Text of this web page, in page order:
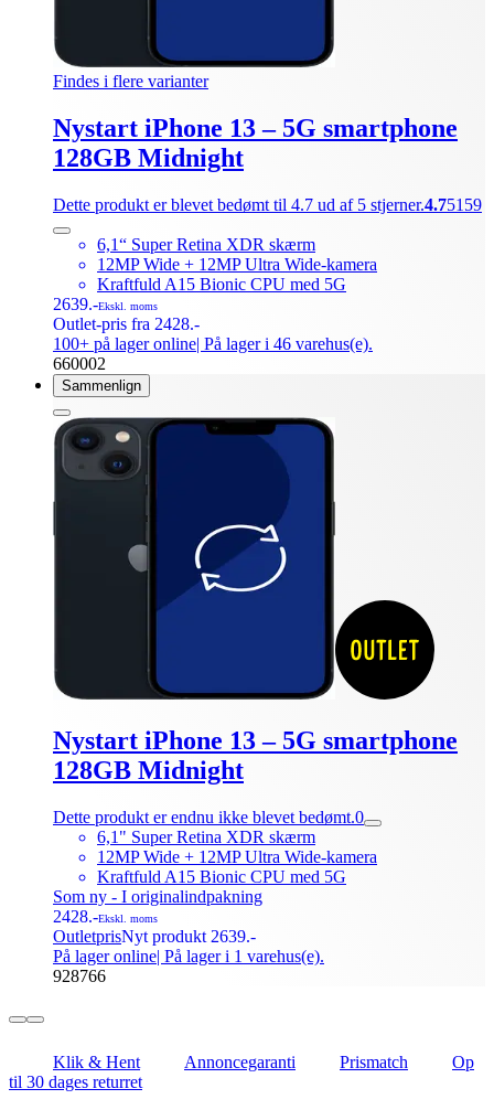
Findes i flere varianter
Nystart iPhone 13 – 5G smartphone
128GB Midnight
Dette produkt er blevet bedømt til 4.7 ud af 5 stjerner.4.75159
6,1“ Super Retina XDR skærm
12MP Wide + 12MP Ultra Wide-kamera
Kraftfuld A15 Bionic CPU med 5G
2639.-Ekskl. moms
Outlet-pris fra 2428.-
100+ på lager online| På lager i 46 varehus(e).
660002
Sammenlign
Nystart iPhone 13 – 5G smartphone
128GB Midnight
Dette produkt er endnu ikke blevet bedømt.0
6,1" Super Retina XDR skærm
12MP Wide + 12MP Ultra Wide-kamera
Kraftfuld A15 Bionic CPU med 5G
Som ny - I originalindpakning
2428.-Ekskl. moms
OutletprisNyt produkt 2639.-
På lager online| På lager i 1 varehus(e).
928766
Klik & Hent Annoncegaranti Prismatch
Op
til 30 dages returret